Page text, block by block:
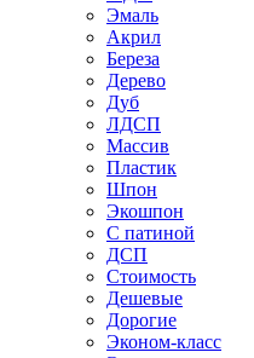
Эмаль
Акрил
Береза
Дерево
Дуб
ЛДСП
Массив
Пластик
Шпон
Экошпон
С патиной
ДСП
Стоимость
Дешевые
Дорогие
Эконом-класс